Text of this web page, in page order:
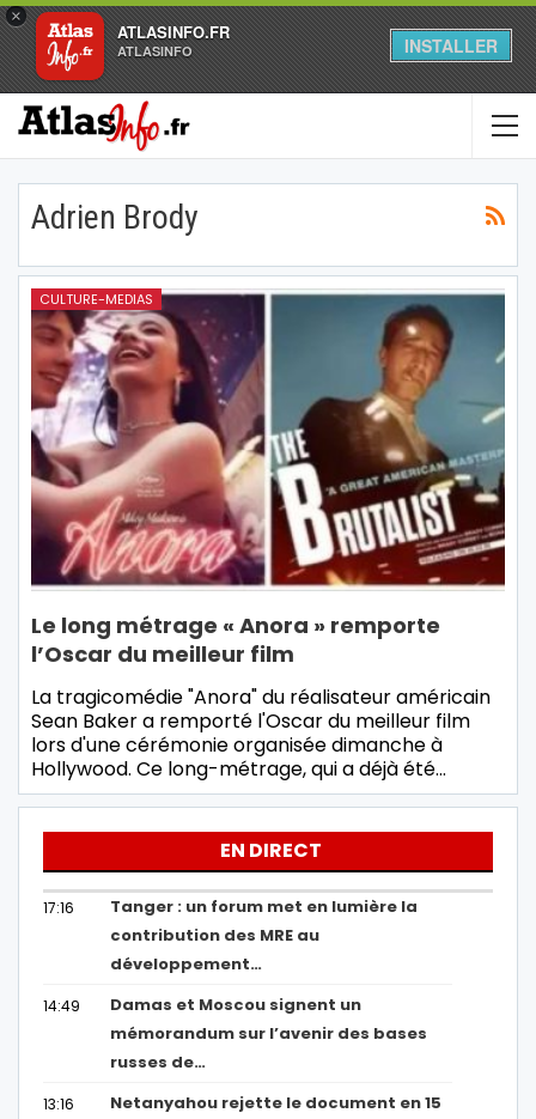
×
ATLASINFO.FR
ATLASINFO INSTALLER
Adrien Brody
CULTURE-MEDIAS
Le long métrage « Anora » remporte
l’Oscar du meilleur film
La tragicomédie "Anora" du réalisateur américain
Sean Baker a remporté l'Oscar du meilleur film
lors d'une cérémonie organisée dimanche à
Hollywood. Ce long-métrage, qui a déjà été…
EN DIRECT
17:16
Tanger : un forum met en lumière la
contribution des MRE au
développement…
14:49
Damas et Moscou signent un
mémorandum sur l’avenir des bases
russes de…
13:16
Netanyahou rejette le document en 15